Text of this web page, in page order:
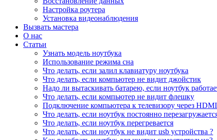
Настройка роутера
Установка видеонаблюдения
Вызвать мастера
О нас
Статьи
Узнать модель ноутбука
Использование режима сна
Что делать, если залил клавиатуру ноутбука
Что делать, если компьютер не видит джойстик
Надо ли вытаскивать батарею, если ноутбук
Что делать, если компьютер не видит флешку
Подключение компьютера к телевизору через HDMI
Что делать, если ноутбук постоянно
Что делать, если ноутбук перегревается
Что делать, если ноутбук не видит usb устройства ?